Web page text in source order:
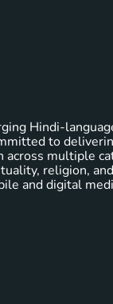
Hindi-
to
across multiple
religion,
and digital